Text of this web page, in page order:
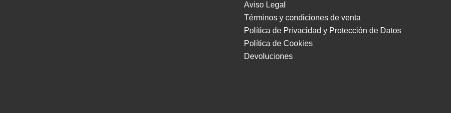
Aviso Legal
Términos y condiciones de venta
Política de Privacidad y Protección de Datos
Política de Cookies
Devoluciones